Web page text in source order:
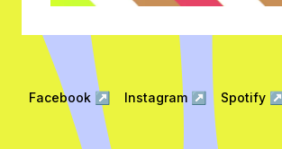
Facebook ↗ Instagram ↗ Spotify ↗